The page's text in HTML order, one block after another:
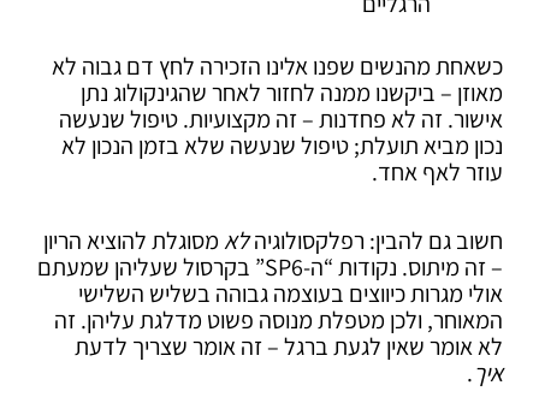
כשאחת מהנשים שפנו אלינו הזכירה לחץ דם גבוה לא
מאוזן – ביקשנו ממנה לחזור לאחר שהגינקולוג נתן
אישור. זה לא פחדנות – זה מקצועיות. טיפול שנעשה
נכון מביא תועלת; טיפול שנעשה שלא בזמן הנכון לא
עוזר לאף אחד.
חשוב גם להבין: רפלקסולוגיהלאמסוגלת להוציא הריון
– זה מיתוס. נקודות “ה-SP6” בקרסול שעליהן שמעתם
אולי מגרות כיווצים בעוצמה גבוהה בשליש השלישי
המאוחר, ולכן מטפלת מנוסה פשוט מדלגת עליהן. זה
לא אומר שאין לגעת ברגל – זה אומר שצריך לדעת
איך.